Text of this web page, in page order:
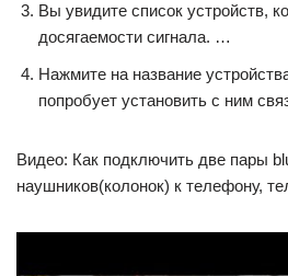
Вы увидите список устройств,
досягаемости сигнала. …
Нажмите на название
попробует установить с ним
Видео: Как подключить две пары
наушников(колонок) к телефону,